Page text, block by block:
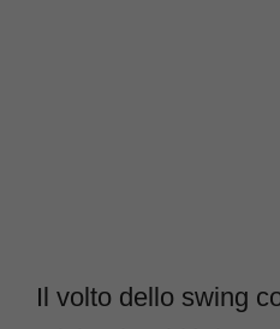
Il volto dello swing